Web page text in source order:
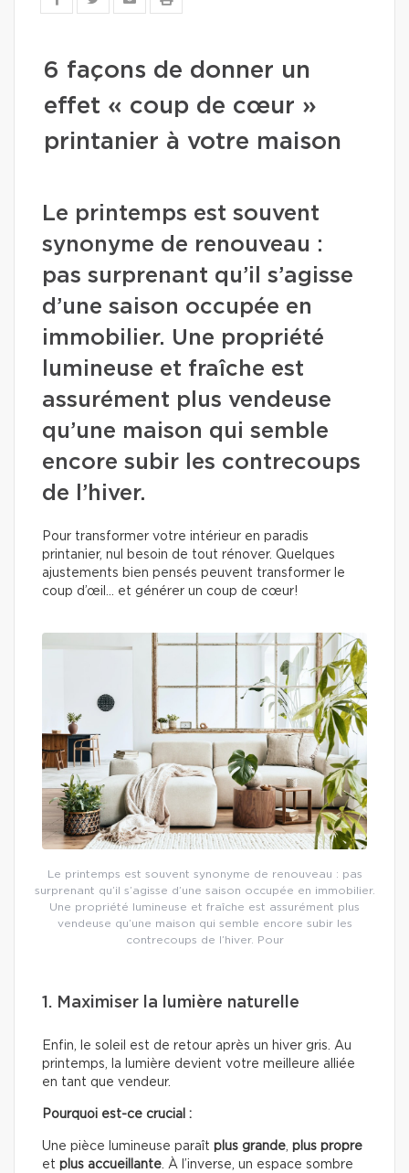
6 façons de donner un
effet « coup de cœur »
printanier à votre maison
Le printemps est souvent
synonyme de renouveau :
pas surprenant qu’il s’agisse
d’une saison occupée en
immobilier. Une propriété
lumineuse et fraîche est
assurément plus vendeuse
qu’une maison qui semble
encore subir les contrecoups
de l’hiver.
Pour transformer votre intérieur en paradis
printanier, nul besoin de tout rénover. Quelques
ajustements bien pensés peuvent transformer le
coup d’œil… et générer un coup de cœur!
Le printemps est souvent synonyme de renouveau : pas
surprenant qu’il s’agisse d’une saison occupée en immobilier.
Une propriété lumineuse et fraîche est assurément plus
vendeuse qu’une maison qui semble encore subir les
contrecoups de l’hiver. Pour
1. Maximiser la lumière naturelle
Enfin, le soleil est de retour après un hiver gris. Au
printemps, la lumière devient votre meilleure alliée
en tant que vendeur.
Pourquoi est-ce crucial :
Une pièce lumineuse paraît plus grande, plus propre
et plus accueillante. À l’inverse, un espace sombre